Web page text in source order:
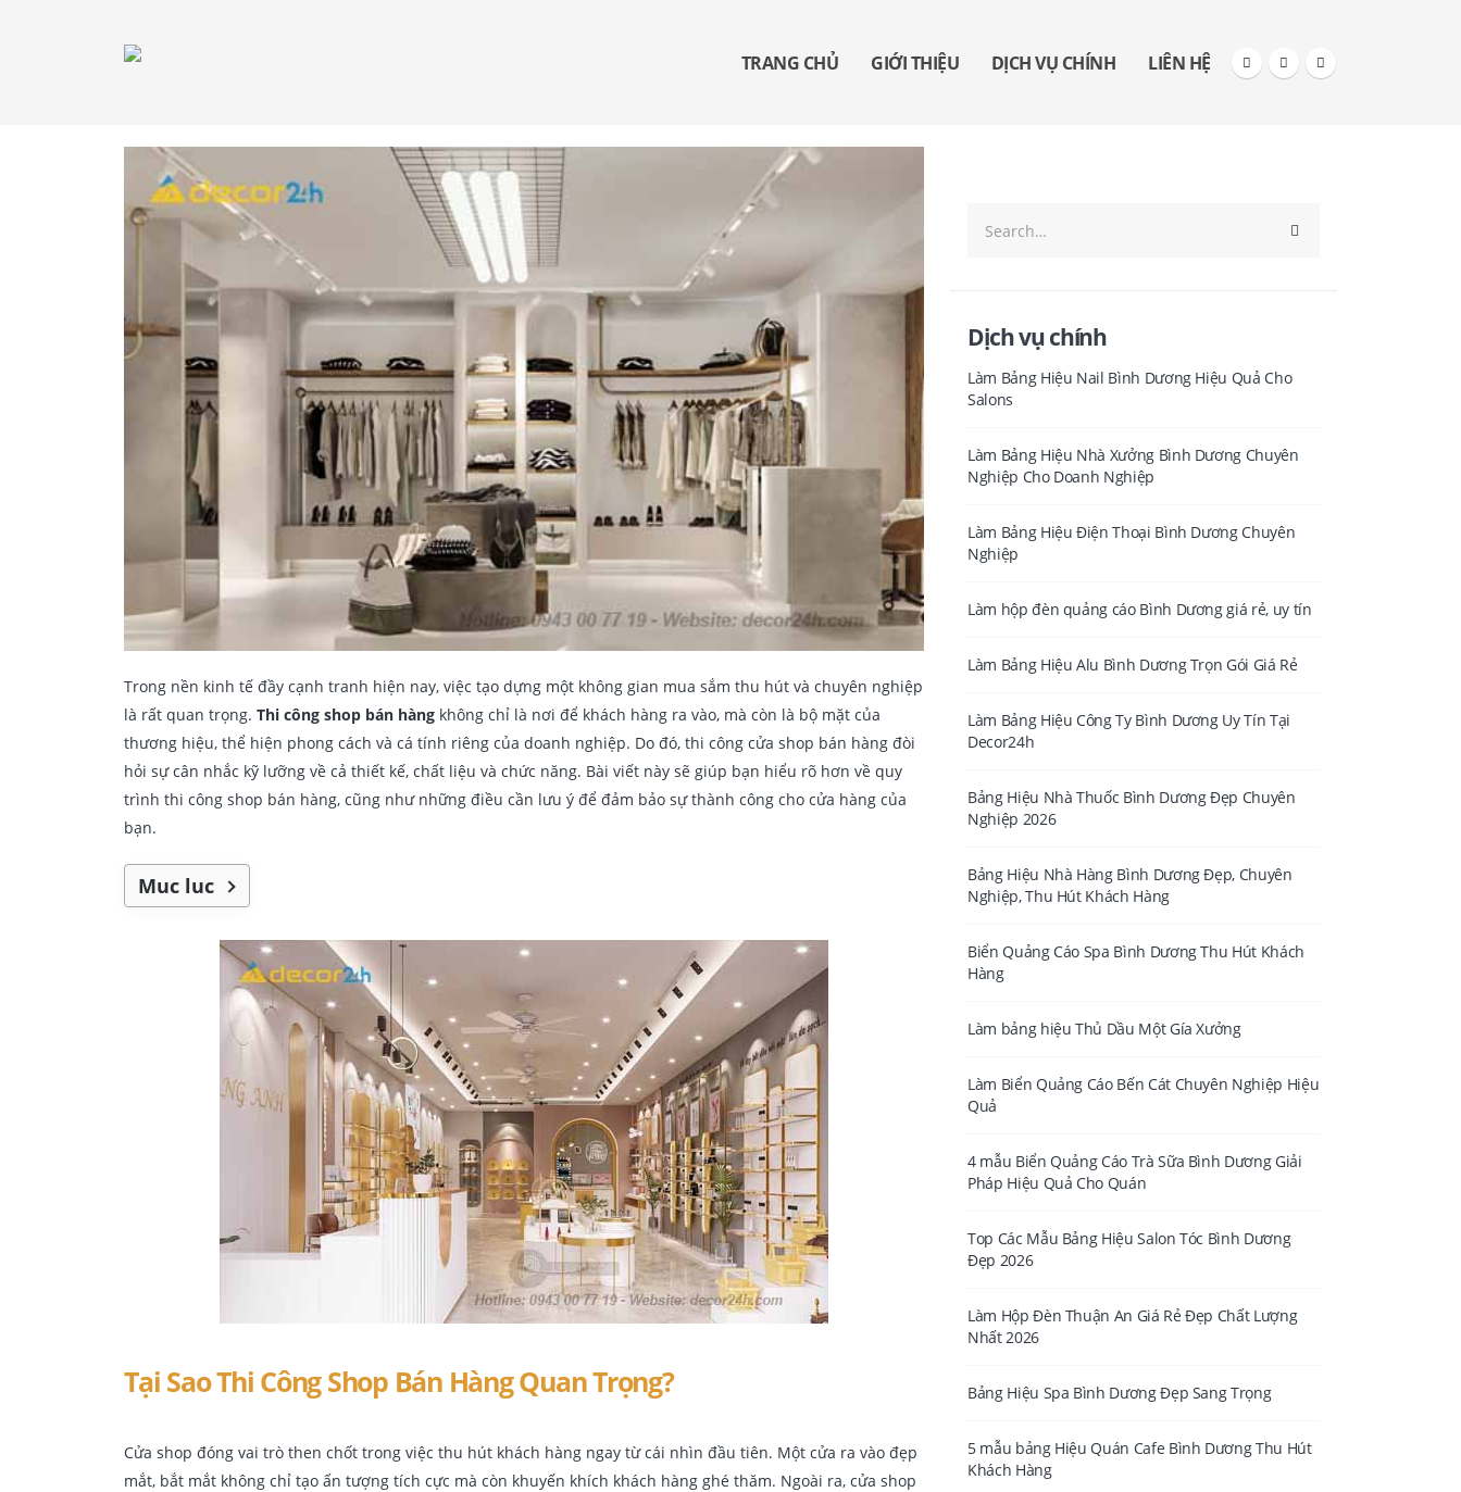
TRANG CHỦ GIỚI THIỆU DỊCH VỤ CHÍNH LIÊN HỆ
Trong nền kinh tế đầy cạnh tranh hiện nay, việc tạo dựng một không gian mua sắm thu hút và chuyên nghiệp
là rất quan trọng. Thi công shop bán hàng không chỉ là nơi để khách hàng ra vào, mà còn là bộ mặt của
thương hiệu, thể hiện phong cách và cá tính riêng của doanh nghiệp. Do đó, thi công cửa shop bán hàng đòi
hỏi sự cân nhắc kỹ lưỡng về cả thiết kế, chất liệu và chức năng. Bài viết này sẽ giúp bạn hiểu rõ hơn về quy
trình thi công shop bán hàng, cũng như những điều cần lưu ý để đảm bảo sự thành công cho cửa hàng của
bạn.
Mục lục
Tại Sao Thi Công Shop Bán Hàng Quan Trọng?
Cửa shop đóng vai trò then chốt trong việc thu hút khách hàng ngay từ cái nhìn đầu tiên. Một cửa ra vào đẹp
mắt, bắt mắt không chỉ tạo ấn tượng tích cực mà còn khuyến khích khách hàng ghé thăm. Ngoài ra, cửa shop
Dịch vụ chính
Làm Bảng Hiệu Nail Bình Dương Hiệu Quả Cho
Salons
Làm Bảng Hiệu Nhà Xưởng Bình Dương Chuyên
Nghiệp Cho Doanh Nghiệp
Làm Bảng Hiệu Điện Thoại Bình Dương Chuyên
Nghiệp
Làm hộp đèn quảng cáo Bình Dương giá rẻ, uy tín
Làm Bảng Hiệu Alu Bình Dương Trọn Gói Giá Rẻ
Làm Bảng Hiệu Công Ty Bình Dương Uy Tín Tại
Decor24h
Bảng Hiệu Nhà Thuốc Bình Dương Đẹp Chuyên
Nghiệp 2026
Bảng Hiệu Nhà Hàng Bình Dương Đẹp, Chuyên
Nghiệp, Thu Hút Khách Hàng
Biển Quảng Cáo Spa Bình Dương Thu Hút Khách
Hàng
Làm bảng hiệu Thủ Dầu Một Gía Xưởng
Làm Biển Quảng Cáo Bến Cát Chuyên Nghiệp Hiệu
Quả
4 mẫu Biển Quảng Cáo Trà Sữa Bình Dương Giải
Pháp Hiệu Quả Cho Quán
Top Các Mẫu Bảng Hiệu Salon Tóc Bình Dương
Đẹp 2026
Làm Hộp Đèn Thuận An Giá Rẻ Đẹp Chất Lượng
Nhất 2026
Bảng Hiệu Spa Bình Dương Đẹp Sang Trọng
5 mẫu bảng Hiệu Quán Cafe Bình Dương Thu Hút
Khách Hàng